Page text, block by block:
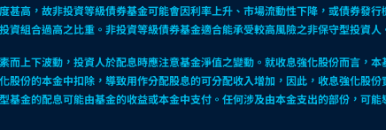
高，故非投資等級債券基金可能會因利率上升、市場流動性下降，或債券發
組合過高之比重。非投資等級債券基金適合能承受較高風險之非保守型投資人
上下波動，投資人於配息時應注意基金淨值之變動。就收息強化股份而言，
份的本金中扣除，導致用作分配股息的可分配收入增加，因此，收息強化股
金的配息可能由基金的收益或本金中支付。任何涉及由本金支出的部份，可